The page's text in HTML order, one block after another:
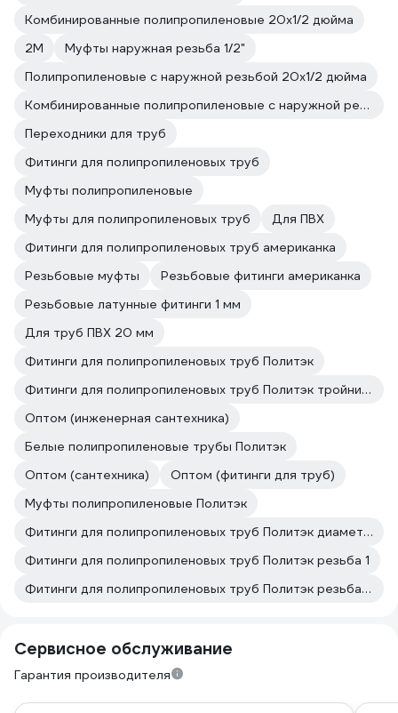
Комбинированные полипропиленовые 20х1/2 дюйма
2M
Муфты наружная резьба 1/2"
Полипропиленовые с наружной резьбой 20х1/2 дюйма
Комбинированные полипропиленовые с наружной резьбой 20х1/2 дюйма
Переходники для труб
Фитинги для полипропиленовых труб
Муфты полипропиленовые
Муфты для полипропиленовых труб
Для ПВХ
Фитинги для полипропиленовых труб американка
Резьбовые муфты
Резьбовые фитинги американка
Резьбовые латунные фитинги 1 мм
Для труб ПВХ 20 мм
Фитинги для полипропиленовых труб Политэк
Фитинги для полипропиленовых труб Политэк тройники равнопроходные
Оптом (инженерная сантехника)
Белые полипропиленовые трубы Политэк
Оптом (сантехника)
Оптом (фитинги для труб)
Муфты полипропиленовые Политэк
Фитинги для полипропиленовых труб Политэк диаметр 20
Фитинги для полипропиленовых труб Политэк резьба 1
Фитинги для полипропиленовых труб Политэк резьба 1/2
Сервисное обслуживание
Гарантия производителя